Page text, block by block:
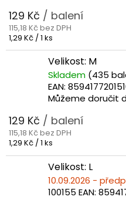
129 Kč / balení
115,18 Kč bez DPH
Měrná
cena:
1,29 Kč / 1 ks
Velikost: M
Skladem (435
EAN:
Můžeme doručit
129 Kč / balení
115,18 Kč bez DPH
Měrná
1,29 Kč / 1 ks
Velikost: L
10.09.2026 -
100155 EAN: